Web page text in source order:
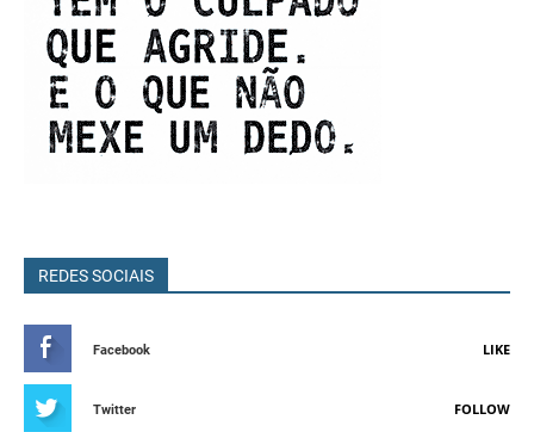
REDES SOCIAIS
Facebook LIKE
Twitter FOLLOW